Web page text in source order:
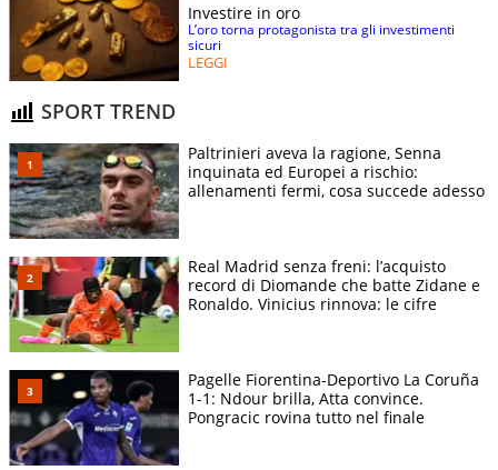
Investire in oro
L’oro torna protagonista tra gli investimenti
sicuri
LEGGI
SPORT TREND
Paltrinieri aveva la ragione, Senna
inquinata ed Europei a rischio:
allenamenti fermi, cosa succede adesso
Real Madrid senza freni: l’acquisto
record di Diomande che batte Zidane e
Ronaldo. Vinicius rinnova: le cifre
Pagelle Fiorentina-Deportivo La Coruña
1-1: Ndour brilla, Atta convince.
Pongracic rovina tutto nel finale